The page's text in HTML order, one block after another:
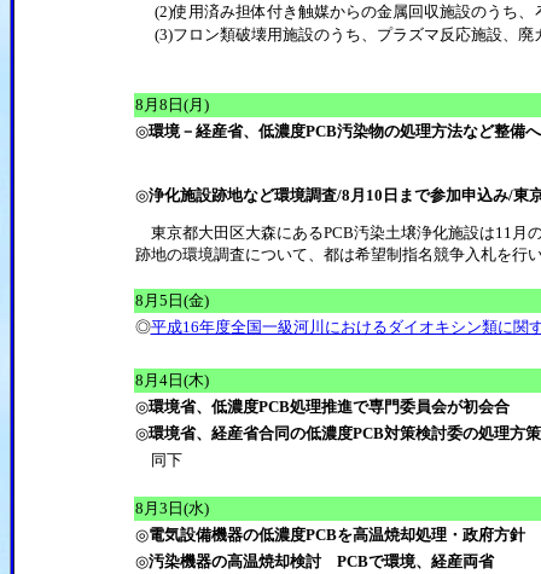
(2)使用済み担体付き触媒からの金属回収施設のうち
(3)フロン類破壊用施設のうち、プラズマ反応施設、
8月8日(月)
◎環境－経産省、低濃度PCB汚染物の処理方法など整備
◎浄化施設跡地など環境調査/8月10日まで参加申込み/東
東京都大田区大森にあるPCB汚染土壌浄化施設は11月
跡地の環境調査について、都は希望制指名競争入札を行
8月5日(金)
◎平成16年度全国一級河川におけるダイオキシン類に関
8月4日(木)
◎環境省、低濃度PCB処理推進で専門委員会が初会合
◎環境省、経産省合同の低濃度PCB対策検討委の処理方
同下
8月3日(水)
◎電気設備機器の低濃度PCBを高温焼却処理・政府方針
◎汚染機器の高温焼却検討 PCBで環境、経産両省